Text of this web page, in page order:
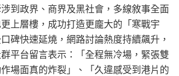
到政界、商界及黑社會，多線敘事全面
上層樓，成功打造更龐大的「寒戰宇
碑快速延燒，網路討論熱度持續飆升，
平台留言表示：「全程無冷場，緊張雙
場面真的炸裂」、「久違感受到港片的